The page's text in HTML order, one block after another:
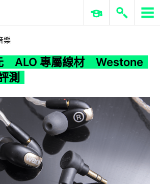
ERP 與商業 AI
樂
ALO 專屬線材 Westone
測